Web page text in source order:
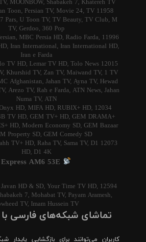
MOONBOW, Shabakeh 7, Khatereh TV
Toon, Persian TV, Movie 24, TV
Pars, U Toon TV, TV Beauty, TV Club, M
TV, Gerdoo, 360 Pop
Persian, MBC Persia HD, Radio Farda,
Iran International, Iran International HD,
Iran e Farda
Tolo TV HD, Lemar TV HD, Tolo News
Khurshid TV, Zan TV, Maiwand TV, 1 TV
Afghanistan, Jahan TV, Ayna TV, Hewad
Arezo TV, Rah e Farda, ATN News, Jahan
Numa TV, ATN
Onyx HD, MIFA HD, RUBIX+ HD,
TV HD, GEM TV+ HD, GEM DRAMA+
HD, Modern Economy SD, GEM Bazaar
Property SD, GEM Comedy SD
Mahh TV+ HD, Raha TV, Sama TV, D1
HD, D1 4K
Javan HD & SD, Your Time TV HD,
7, Mohabat TV, Payam Aramesh,
TV, Imam Hussein TV
تماشای شبکه‌های فارسی
کاربران می‌توانند برای بازگشایی پایدار